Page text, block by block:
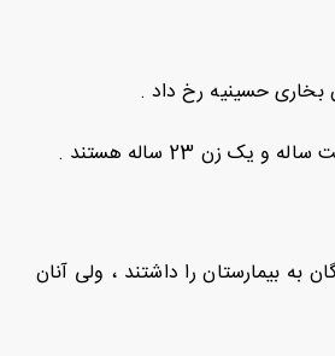
دیدگان به بیمارستان را داشتند ، ولی آنان